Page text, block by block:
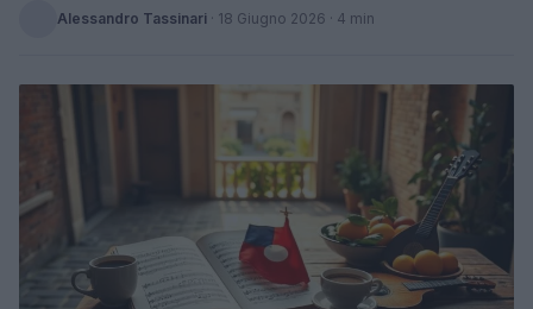
Alessandro Tassinari · 18 Giugno 2026 · 4 min